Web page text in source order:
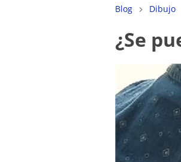
Blog Dibujo
¿Se